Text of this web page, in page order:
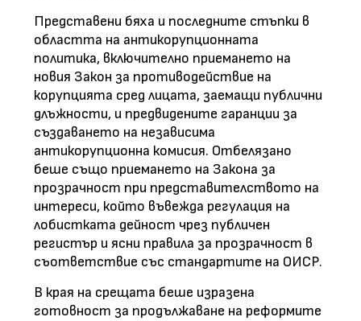
Представени бяха и последните стъпки в
областта на антикорупционната
политика, включително приемането на
новия Закон за противодействие на
корупцията сред лицата, заемащи публични
длъжности, и предвидените гаранции за
създаването на независима
антикорупционна комисия. Отбелязано
беше също приемането на Закона за
прозрачност при представителството на
интереси, който въвежда регулация на
лобистката дейност чрез публичен
регистър и ясни правила за прозрачност в
съответствие със стандартите на ОИСР.
В края на срещата беше изразена
готовност за продължаване на реформите